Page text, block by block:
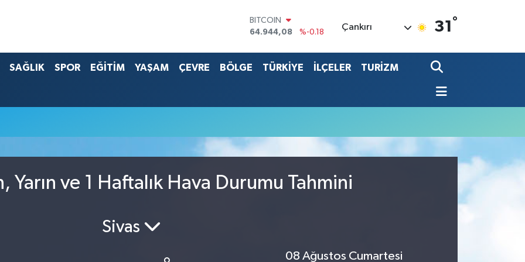
BITCOIN
64.944,08
%-0.18
EURO
BİST100
Çankırı 31 °
SAĞLIK SPOR EĞİTİM YAŞAM ÇEVRE BÖLGE TÜRKİYE İLÇELER TURİZM
Yarın ve 1 Haftalık Hava Durumu Tahmini
Sivas
08 Ağustos Cumartesi